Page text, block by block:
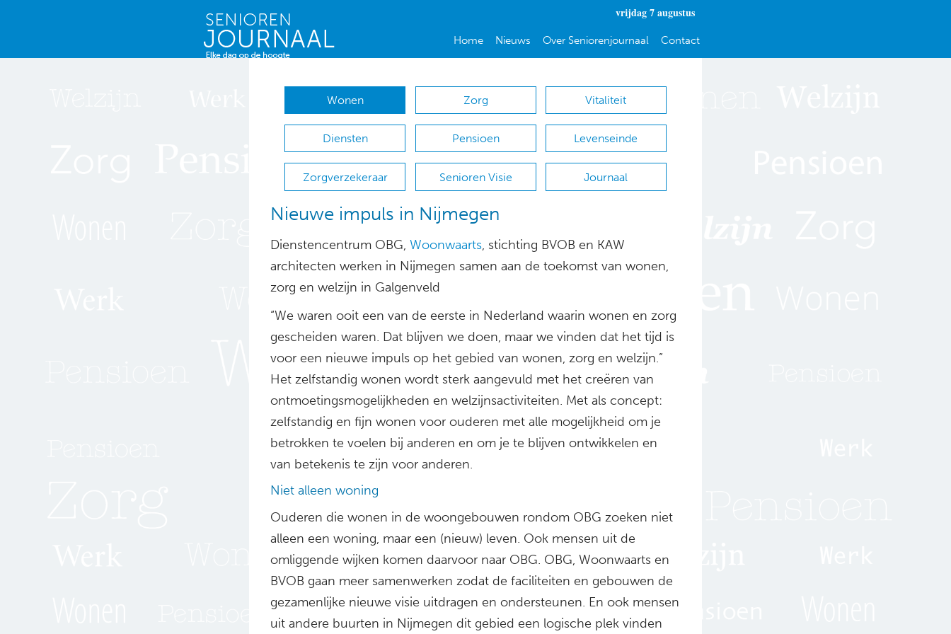
vrijdag 7 augustus
Home Nieuws Over Seniorenjournaal Contact
Wonen Zorg Vitaliteit
Diensten Pensioen Levenseinde
Zorgverzekeraar Senioren Visie Journaal
Nieuwe impuls in Nijmegen
Dienstencentrum OBG, Woonwaarts, stichting BVOB en KAW
architecten werken in Nijmegen samen aan de toekomst van wonen,
zorg en welzijn in Galgenveld
“We waren ooit een van de eerste in Nederland waarin wonen en zorg
gescheiden waren. Dat blijven we doen, maar we vinden dat het tijd is
voor een nieuwe impuls op het gebied van wonen, zorg en welzijn.”
Het zelfstandig wonen wordt sterk aangevuld met het creëren van
ontmoetingsmogelijkheden en welzijnsactiviteiten. Met als concept:
zelfstandig en fijn wonen voor ouderen met alle mogelijkheid om je
betrokken te voelen bij anderen en om je te blijven ontwikkelen en
van betekenis te zijn voor anderen.
Niet alleen woning
Ouderen die wonen in de woongebouwen rondom OBG zoeken niet
alleen een woning, maar een (nieuw) leven. Ook mensen uit de
omliggende wijken komen daarvoor naar OBG. OBG, Woonwaarts en
BVOB gaan meer samenwerken zodat de faciliteiten en gebouwen de
gezamenlijke nieuwe visie uitdragen en ondersteunen. En ook mensen
uit andere buurten in Nijmegen dit gebied een logische plek vinden